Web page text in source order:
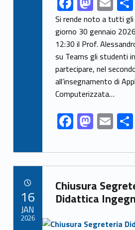
ac
e
b
o
o
k
as
to
d
o
n
m
ai
l
Si rende noto a tutti
giorno 30 gennaio
12:30 il Prof.
su Teams gli studenti
partecipare, nel
all’insegnamento di
Computerizzata…
F
ac
e
b
o
o
k
M
as
to
d
o
n
E
m
ai
l
C
Link identifier archive #link-archive-30491
Chiusura
Didattica
Link identifier archive #link-archive-thumb-soap-29883
16
JAN
2026